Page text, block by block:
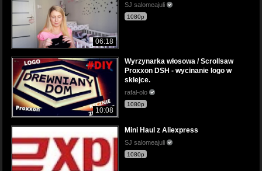
06:18
SJ salomeajuli
1080p
10:08
Wyrzynarka włosowa / Scrollsaw
Proxxon DSH - wycinanie logo w
sklejce.
rafal-olo
1080p
Mini Haul z Aliexpress
SJ salomeajuli
1080p